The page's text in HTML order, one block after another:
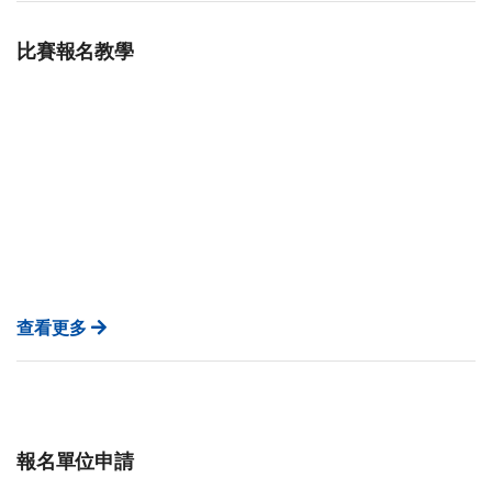
比賽報名教學
查看更多
報名單位申請